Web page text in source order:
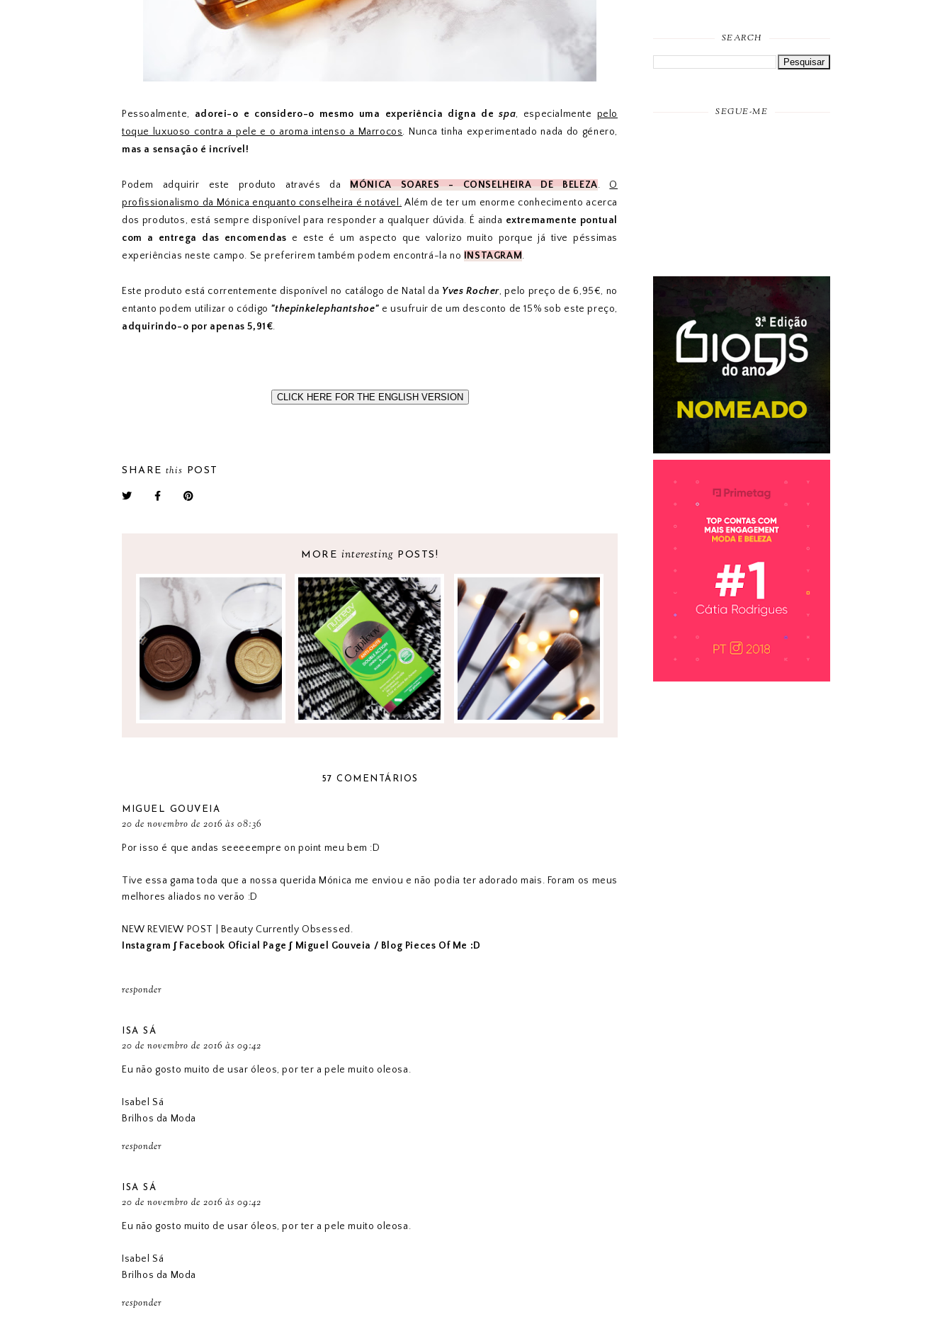
Pessoalmente, adorei-o e considero-o mesmo uma experiência digna despa, especialmente pelo
toque luxuoso contra a pele e o aroma intenso a Marrocos. Nunca tinha experimentado nada do género,
mas a sensação é incrível!
Podem adquirir este produto através da MÓNICA SOARES - CONSELHEIRA DE BELEZA. O
profissionalismo da Mónica enquanto conselheira é notável. Além de ter um enorme conhecimento acerca
dos produtos, está sempre disponível para responder a qualquer dúvida. É ainda extremamente pontual
com a entrega das encomendas e este é um aspecto que valorizo muito porque já tive péssimas
experiências neste campo. Se preferirem também podem encontrá-la no
INSTAGRAM.
Este produto está correntemente disponível no catálogo de Natal da Yves Rocher, pelo preço de 6,95€, no
entanto podem utilizar o código "thepinkelephantshoe" e usufruir de um desconto de 15% sob este preço,
adquirindo-o por apenas 5,91€.
CLICK HERE FOR THE ENGLISH VERSION
SHARE this POST
MORE interesting POSTS!
AS SURPRESAS
TAMBÉM VÊM EM
CATÁLOGOS
A PREOCUPAÇÃO COM
A QUEDA DE CABELO
PINCÉIS PINCÉIS E
MAIS PINCÉIS!
57 COMENTÁRIOS
MIGUEL GOUVEIA
20 de novembro de 2016 às 08:36
Por isso é que andas seeeeempre on point meu bem :D
Tive essa gama toda que a nossa querida Mónica me enviou e não podia ter adorado mais. Foram os meus
melhores aliados no verão :D
NEW REVIEW POST | Beauty Currently Obsessed.
Instagram ∫ Facebook Oficial Page ∫ Miguel Gouveia / Blog Pieces Of Me :D
responder
ISA SÁ
20 de novembro de 2016 às 09:42
Eu não gosto muito de usar óleos, por ter a pele muito oleosa.
Isabel Sá
Brilhos da Moda
responder
ISA SÁ
20 de novembro de 2016 às 09:42
Eu não gosto muito de usar óleos, por ter a pele muito oleosa.
Isabel Sá
Brilhos da Moda
responder
SEARCH
SEGUE-ME